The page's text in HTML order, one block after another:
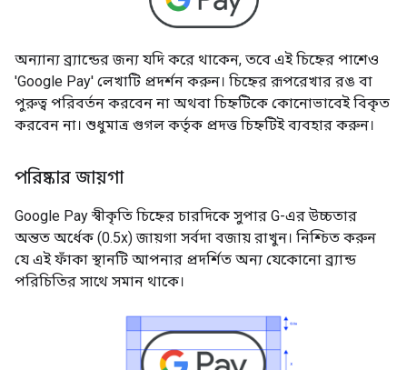
অন্যান্য ব্র্যান্ডের জন্য যদি করে থাকেন, তবে এই চিহ্নের পাশেও
'Google Pay' লেখাটি প্রদর্শন করুন। চিহ্নের রূপরেখার রঙ বা
পুরুত্ব পরিবর্তন করবেন না অথবা চিহ্নটিকে কোনোভাবেই বিকৃত
করবেন না। শুধুমাত্র গুগল কর্তৃক প্রদত্ত চিহ্নটিই ব্যবহার করুন।
পরিষ্কার জায়গা
Google Pay স্বীকৃতি চিহ্নের চারদিকে সুপার G-এর উচ্চতার
অন্তত অর্ধেক (0.5x) জায়গা সর্বদা বজায় রাখুন। নিশ্চিত করুন
যে এই ফাঁকা স্থানটি আপনার প্রদর্শিত অন্য যেকোনো ব্র্যান্ড
পরিচিতির সাথে সমান থাকে।